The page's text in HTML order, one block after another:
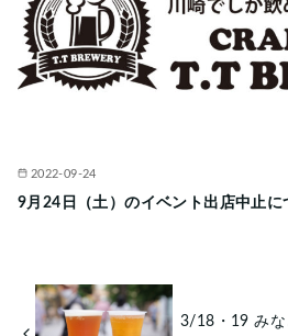
2022-09-24
9月24日（土）のイベント出店中止に
3/18・19 みな